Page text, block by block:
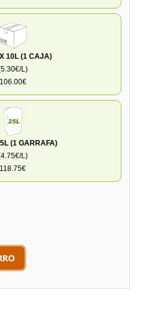
10L (1 CAJA)
L)
106.00€
(1 GARRAFA)
L)
118.75€